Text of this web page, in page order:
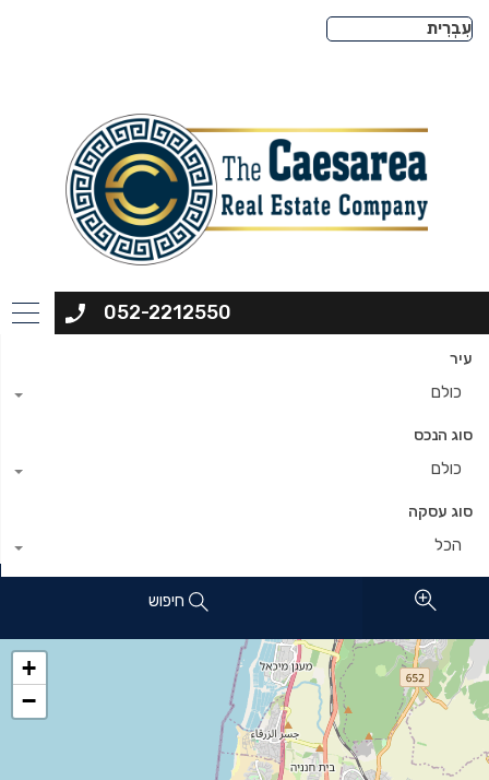
052-2212550
עיר
כולם
סוג הנכס
כולם
סוג עסקה
הכל
חיפוש
+
−